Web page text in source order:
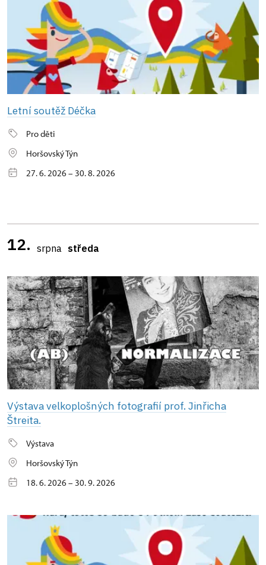
Letní soutěž Déčka
Pro děti
Horšovský Týn
27. 6. 2026 – 30. 8. 2026
12. srpna středa
Výstava velkoplošných fotografií prof. Jinřicha
Štreita.
Výstava
Horšovský Týn
18. 6. 2026 – 30. 9. 2026